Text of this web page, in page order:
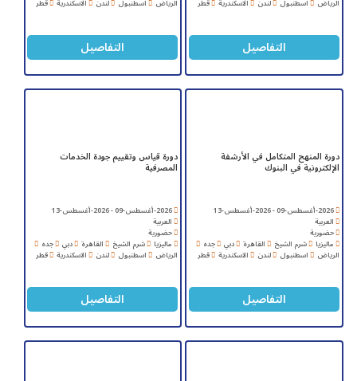
الرياض اسطنبول لندن الاسكندرية قطر
التفاصيل
الرياض اسطنبول لندن الاسكندرية قطر
التفاصيل
دورة المنهج المتكامل في الأرشفة
الإلكترونية في البنوك
2026-أغسطس-09 - 2026-أغسطس-13
العربية
حضورية
ماليزيا شرم الشيخ القاهرة دبي جده
الرياض اسطنبول لندن الاسكندرية قطر
التفاصيل
دورة قياس وتقييم جودة الخدمات
المصرفية
2026-أغسطس-09 - 2026-أغسطس-13
العربية
حضورية
ماليزيا شرم الشيخ القاهرة دبي جده
الرياض اسطنبول لندن الاسكندرية قطر
التفاصيل